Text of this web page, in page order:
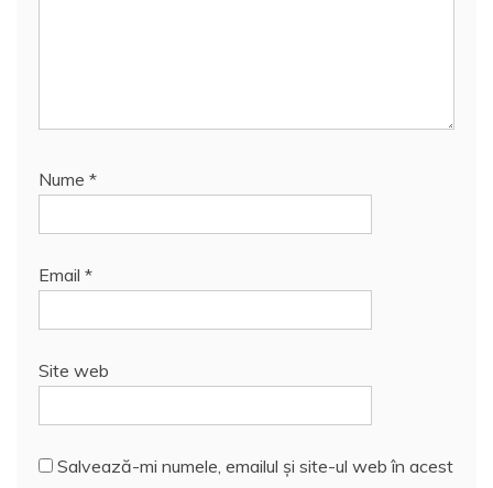
Nume *
Email *
Site web
Salvează-mi numele, emailul și site-ul web în acest